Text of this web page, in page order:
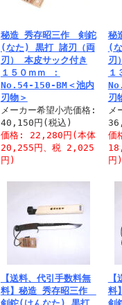
秘造 秀存昭三作 剣鉈
(なた) 黒打 諸刃（両
刃） 本皮サック付き
１５０ｍｍ ：
No.54-150-BM＜池内
刃物＞
メーカー希望小売価格:
40,150円(税込)
価格: 22,280円(本体
20,255円、税 2,025
円)
秘
(
刃
１
刃
メ
価
円)
【送料、代引手数料無
料】秘造 秀存昭三作
料